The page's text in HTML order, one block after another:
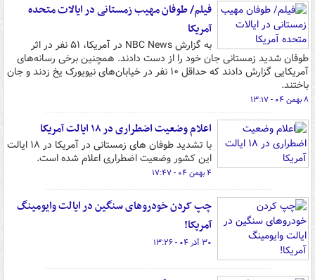
فیلم/ طوفان مهیب زمستانی در ایالات متحده
آمریکا
به گزارش NBC News در آمریکا، ۵۱ نفر در اثر
طوفان شدید زمستانی جان خود را از دست دادند. همچنین برخی رسانه‌های
آمریکایی گزارش دادند که حداقل ۱۰ نفر در خیابان‌های نیویورک یخ زدند و جان
باختند.
۸ بهمن ۰۴ - ۱۳:۱۷
اعلام وضعیت اضطراری در ۱۸ ایالت آمریکا
با تشدید طوفان های زمستانی در آمریکا در ۱۸ ایالت
این کشور وضعیت اضطراری اعلام شده است.
۴ بهمن ۰۴ - ۱۷:۴۷
چپ کردن خودروهای سنگین در ایالت وایومینگ
آمریکا!
۳۰ آذر ۰۴ - ۱۳:۲۶